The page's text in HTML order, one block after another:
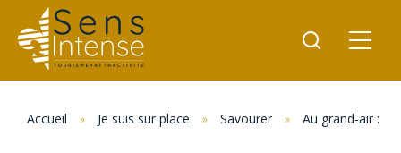
Accueil » Je suis sur place » Savourer » Au grand-air :